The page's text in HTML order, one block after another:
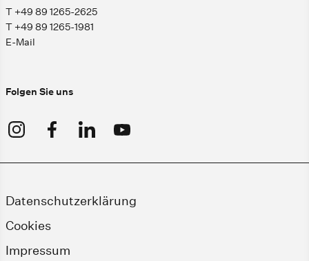
T +49 89 1265-2625
T +49 89 1265-1981
E-Mail
Folgen Sie uns
Datenschutzerklärung
Cookies
Impressum